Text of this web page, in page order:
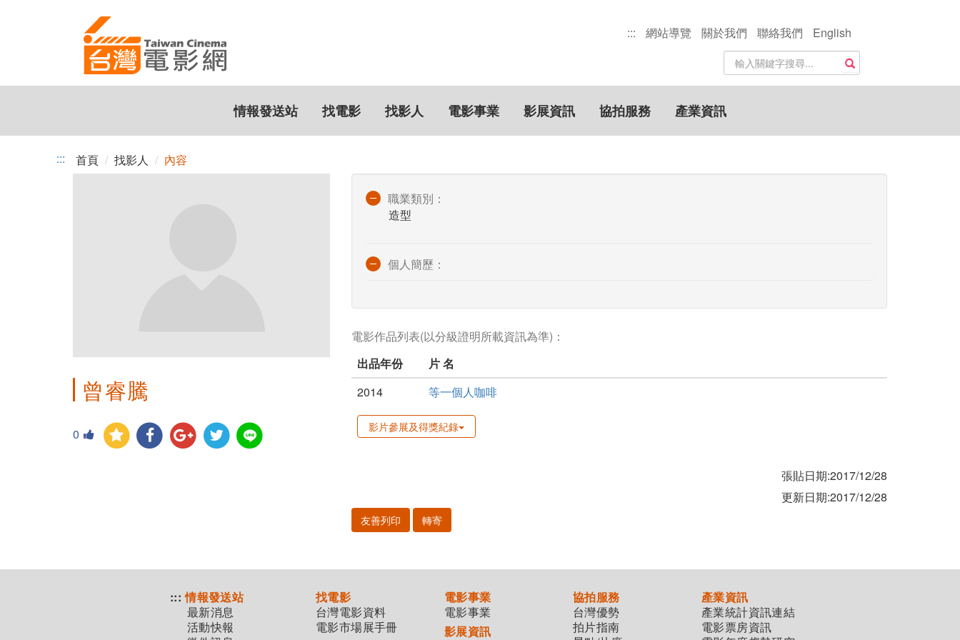
::: 網站導覽 關於我們 聯絡我們
English
站
內
搜
尋
關
鍵
搜尋
情報發送站 找電影 找影人 電影事業 影展資訊 協拍服務 產業資訊
::: 首頁 找影人 內容
曾睿騰
0
職業類別：
造型
個人簡歷：
電影作品列表(以分級證明所載資訊為準)：
出品年份
片 名
2014
等一個人咖啡
影片參展及得獎紀錄
張貼日期:2017/12/28
更新日期:2017/12/28
友善列印 轉寄
::: 情報發送站
最新消息
活動快報
找電影
台灣電影資料
電影市場展手冊
電影事業
電影事業
影展資訊
協拍服務
台灣優勢
拍片指南
產業資訊
產業統計資訊連結
電影票房資訊